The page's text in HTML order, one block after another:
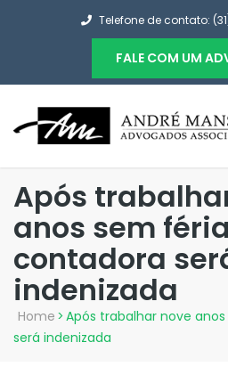
Telefone de contato:
FALE COM UM
Após
anos sem
contadora
indenizada
Home > Após trabalhar nove
será indenizada